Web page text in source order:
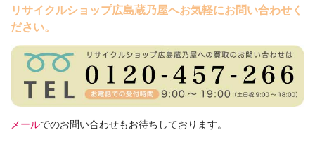
リサイクルショップ広島蔵乃屋へお気軽にお問い合わせく
ださい。
メールでのお問い合わせもお待ちしております。